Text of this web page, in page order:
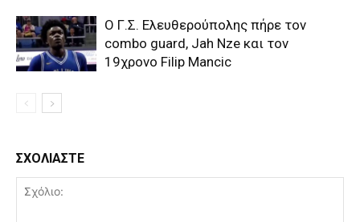
Ο Γ.Σ. Ελευθερούπολης πήρε τον
combo guard, Jah Nze και τον
19χρονο Filip Mancic
ΣΧΟΛΙΑΣΤΕ